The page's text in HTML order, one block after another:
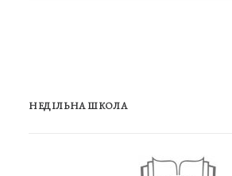
НЕДІЛЬНА ШКОЛА